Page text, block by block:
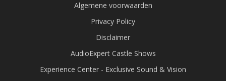
Algemene voorwaarden
Privacy Policy
Disclaimer
AudioExpert Castle Shows
Experience Center - Exclusive Sound & Vision